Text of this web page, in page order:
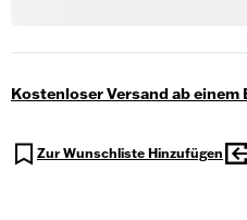
Kostenloser Versand ab
Zur Wunschliste Hinzufügen